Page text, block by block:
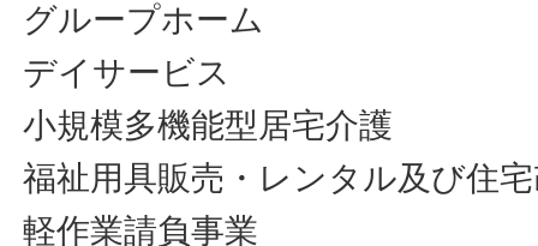
グループホーム
デイサービス
小規模多機能型居宅介護
福祉用具販売・レンタル及び住
軽作業請負事業